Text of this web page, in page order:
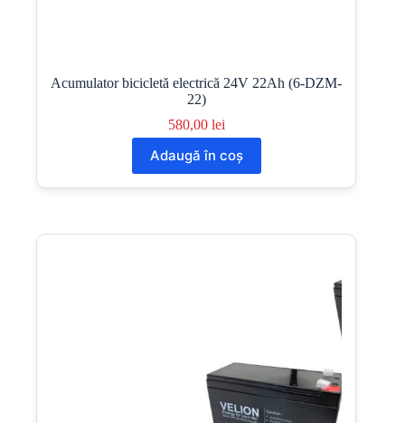
Acumulator bicicletă electrică 24V 22Ah (6-DZM-
22)
580,00 lei
Adaugă în coș